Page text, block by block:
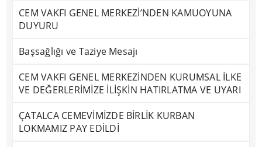
CEM VAKFI GENEL MERKEZİ’NDEN KAMUOYUNA
DUYURU
Başsağlığı ve Taziye Mesajı
CEM VAKFI GENEL MERKEZİNDEN KURUMSAL İLKE
VE DEĞERLERİMİZE İLİŞKİN HATIRLATMA VE UYARI
ÇATALCA CEMEVİMİZDE BİRLİK KURBAN
LOKMAMIZ PAY EDİLDİ